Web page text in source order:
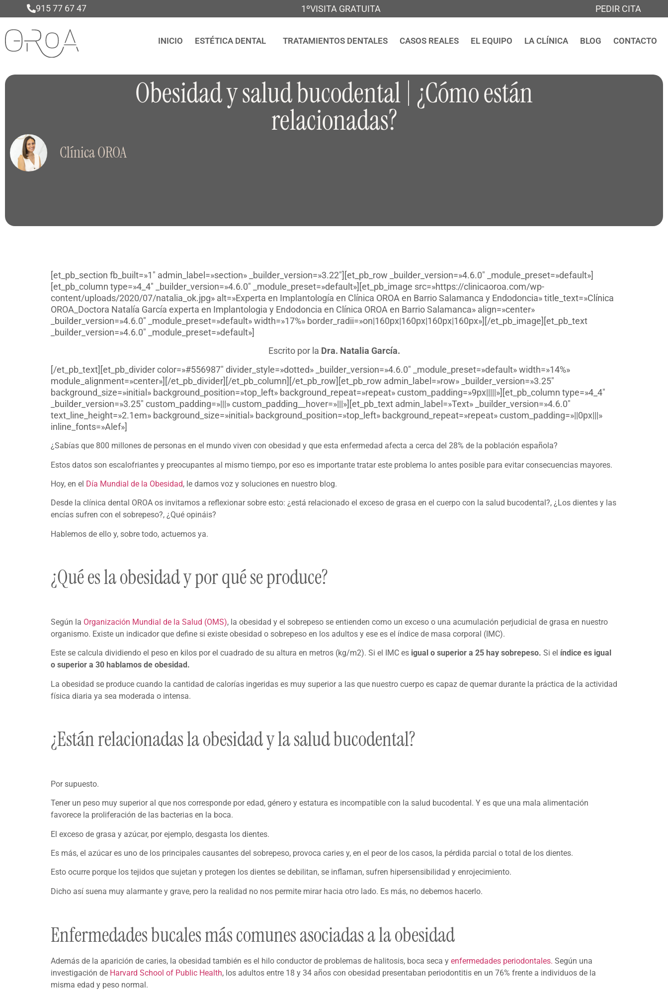
915 77 67 47 1ºVISITA GRATUITA PEDIR CITA
INICIO ESTÉTICA DENTAL TRATAMIENTOS DENTALES CASOS REALES EL EQUIPO LA CLÍNICA BLOG CONTACTO
Obesidad y salud bucodental | ¿Cómo están
relacionadas?
Clínica OROA
[et_pb_section fb_built=»1″ admin_label=»section» _builder_version=»3.22″][et_pb_row _builder_version=»4.6.0″ _module_preset=»default»]
[et_pb_column type=»4_4″ _builder_version=»4.6.0″ _module_preset=»default»][et_pb_image src=»https://clinicaoroa.com/wp-
content/uploads/2020/07/natalia_ok.jpg» alt=»Experta en Implantología en Clínica OROA en Barrio Salamanca y Endodoncia» title_text=»Clínica
OROA_Doctora Natalía García experta en Implantologia y Endodoncia en Clínica OROA en Barrio Salamanca» align=»center»
_builder_version=»4.6.0″ _module_preset=»default» width=»17%» border_radii=»on|160px|160px|160px|160px»][/et_pb_image][et_pb_text
_builder_version=»4.6.0″ _module_preset=»default»]
Escrito por la Dra. Natalia García.
[/et_pb_text][et_pb_divider color=»#556987″ divider_style=»dotted» _builder_version=»4.6.0″ _module_preset=»default» width=»14%»
module_alignment=»center»][/et_pb_divider][/et_pb_column][/et_pb_row][et_pb_row admin_label=»row» _builder_version=»3.25″
background_size=»initial» background_position=»top_left» background_repeat=»repeat» custom_padding=»9px|||||»][et_pb_column type=»4_4″
_builder_version=»3.25″ custom_padding=»|||» custom_padding__hover=»|||»][et_pb_text admin_label=»Text» _builder_version=»4.6.0″
text_line_height=»2.1em» background_size=»initial» background_position=»top_left» background_repeat=»repeat» custom_padding=»||0px|||»
inline_fonts=»Alef»]
¿Sabías que 800 millones de personas en el mundo viven con obesidad y que esta enfermedad afecta a cerca del 28% de la población española?
Estos datos son escalofriantes y preocupantes al mismo tiempo, por eso es importante tratar este problema lo antes posible para evitar consecuencias mayores.
Hoy, en el Día Mundial de la Obesidad, le damos voz y soluciones en nuestro blog.
Desde la clínica dental OROA os invitamos a reflexionar sobre esto: ¿está relacionado el exceso de grasa en el cuerpo con la salud bucodental?, ¿Los dientes y las
encías sufren con el sobrepeso?, ¿Qué opináis?
Hablemos de ello y, sobre todo, actuemos ya.
¿Qué es la obesidad y por qué se produce?
Según la Organización Mundial de la Salud (OMS), la obesidad y el sobrepeso se entienden como un exceso o una acumulación perjudicial de grasa en nuestro
organismo. Existe un indicador que define si existe obesidad o sobrepeso en los adultos y ese es el índice de masa corporal (IMC).
Este se calcula dividiendo el peso en kilos por el cuadrado de su altura en metros (kg/m2). Si el IMC es igual o superior a 25 hay sobrepeso. Si el índice es igual
o superior a 30 hablamos de obesidad.
La obesidad se produce cuando la cantidad de calorías ingeridas es muy superior a las que nuestro cuerpo es capaz de quemar durante la práctica de la actividad
física diaria ya sea moderada o intensa.
¿Están relacionadas la obesidad y la salud bucodental?
Por supuesto.
Tener un peso muy superior al que nos corresponde por edad, género y estatura es incompatible con la salud bucodental. Y es que una mala alimentación
favorece la proliferación de las bacterias en la boca.
El exceso de grasa y azúcar, por ejemplo, desgasta los dientes.
Es más, el azúcar es uno de los principales causantes del sobrepeso, provoca caries y, en el peor de los casos, la pérdida parcial o total de los dientes.
Esto ocurre porque los tejidos que sujetan y protegen los dientes se debilitan, se inflaman, sufren hipersensibilidad y enrojecimiento.
Dicho así suena muy alarmante y grave, pero la realidad no nos permite mirar hacia otro lado. Es más, no debemos hacerlo.
Enfermedades bucales más comunes asociadas a la obesidad
Además de la aparición de caries, la obesidad también es el hilo conductor de problemas de halitosis, boca seca y enfermedades periodontales. Según una
investigación de Harvard School of Public Health, los adultos entre 18 y 34 años con obesidad presentaban periodontitis en un 76% frente a individuos de la
misma edad y peso normal.